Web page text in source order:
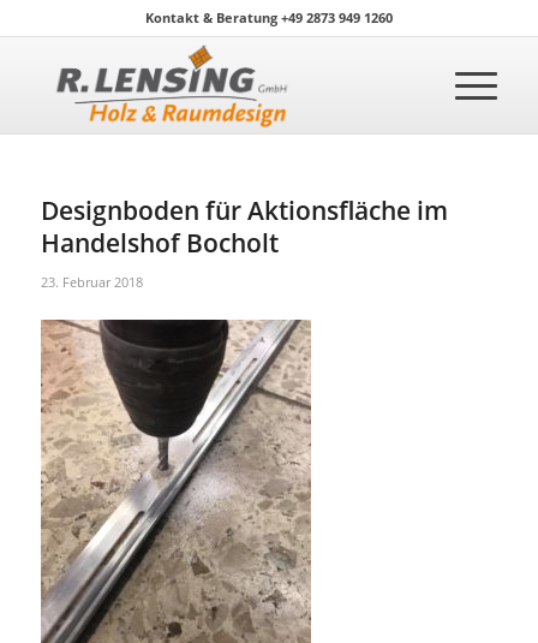
Kontakt & Beratung +49 2873 949 1260
Designboden für Aktionsfläche im
Handelshof Bocholt
23. Februar 2018